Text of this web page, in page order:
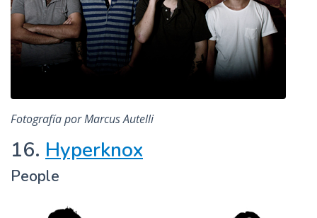
Fotografía por Marcus Autelli
16. Hyperknox
People